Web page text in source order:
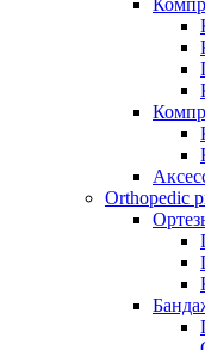
Orthopedic